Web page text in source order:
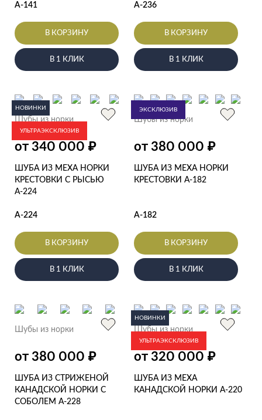
А-141
В КОРЗИНУ
В 1 КЛИК
А-236
В КОРЗИНУ
В 1 КЛИК
НОВИНКИ
УЛЬТРАЭКСКЛЮЗИВ
Шубы из норки
от 340 000 ₽
ШУБА ИЗ МЕХА НОРКИ
КРЕСТОВКИ С РЫСЬЮ
А-224
А-224
В КОРЗИНУ
В 1 КЛИК
ЭКСКЛЮЗИВ
Шубы из норки
от 380 000 ₽
ШУБА ИЗ МЕХА НОРКИ
КРЕСТОВКИ А-182
А-182
В КОРЗИНУ
В 1 КЛИК
Шубы из норки
от 380 000 ₽
ШУБА ИЗ СТРИЖЕНОЙ
КАНАДСКОЙ НОРКИ С
СОБОЛЕМ А-228
НОВИНКИ
УЛЬТРАЭКСКЛЮЗИВ
Шубы из норки
от 320 000 ₽
ШУБА ИЗ МЕХА
КАНАДСКОЙ НОРКИ А-220